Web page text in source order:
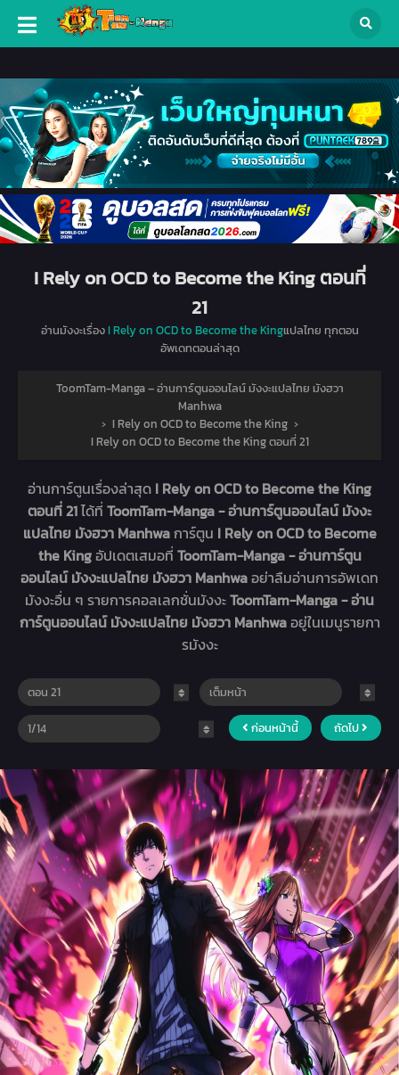
I Rely on OCD to Become the King ตอนที่
21
อ่านมังงะเรื่องI Rely on OCD to Become the Kingแปลไทย ทุกตอน
อัพเดทตอนล่าสุด
ToomTam-Manga – อ่านการ์ตูนออนไลน์ มังงะแปลไทย มังฮวา
Manhwa
› I Rely on OCD to Become the King ›
I Rely on OCD to Become the King ตอนที่ 21
อ่านการ์ตูนเรื่องล่าสุด I Rely on OCD to Become the King
ตอนที่ 21ได้ที่ ToomTam-Manga - อ่านการ์ตูนออนไลน์ มังงะ
แปลไทย มังฮวา Manhwaการ์ตูน I Rely on OCD to Become
the Kingอัปเดตเสมอที่ ToomTam-Manga - อ่านการ์ตูน
ออนไลน์ มังงะแปลไทย มังฮวา Manhwaอย่าลืมอ่านการอัพเดท
มังงะอื่น ๆ รายการคอลเลกชั่นมังงะToomTam-Manga - อ่าน
การ์ตูนออนไลน์ มังงะแปลไทย มังฮวา Manhwaอยู่ในเมนูรายกา
รมังงะ
ก่อนหน้านี้ ถัดไป